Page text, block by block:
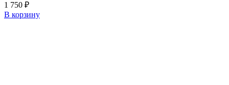
1 750 ₽
В корзину